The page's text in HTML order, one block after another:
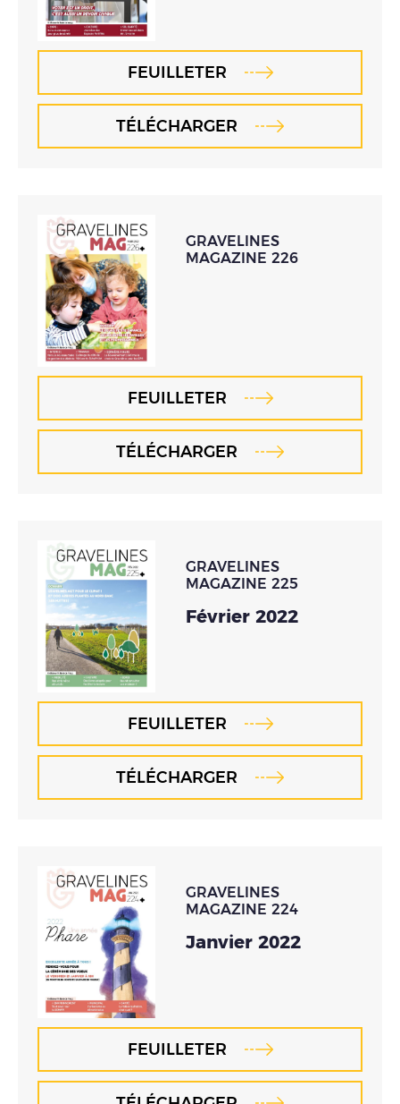
FEUILLETER
TÉLÉCHARGER
GRAVELINES
MAGAZINE 226
FEUILLETER
TÉLÉCHARGER
GRAVELINES
MAGAZINE 225
Février 2022
FEUILLETER
TÉLÉCHARGER
GRAVELINES
MAGAZINE 224
Janvier 2022
FEUILLETER